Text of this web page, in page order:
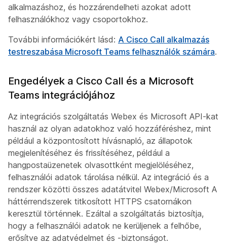
alkalmazáshoz, és hozzárendelheti azokat adott
felhasználókhoz vagy csoportokhoz.
További információkért lásd: A Cisco Call alkalmazás
testreszabása Microsoft Teams felhasználók számára.
Engedélyek a Cisco Call és a Microsoft
Teams integrációjához
Az integrációs szolgáltatás Webex és Microsoft API-kat
használ az olyan adatokhoz való hozzáféréshez, mint
például a központosított hívásnapló, az állapotok
megjelenítéséhez és frissítéséhez, például a
hangpostaüzenetek olvasottként megjelöléséhez,
felhasználói adatok tárolása nélkül. Az integráció és a
rendszer közötti összes adatátvitel Webex/Microsoft A
háttérrendszerek titkosított HTTPS csatornákon
keresztül történnek. Ezáltal a szolgáltatás biztosítja,
hogy a felhasználói adatok ne kerüljenek a felhőbe,
erősítve az adatvédelmet és -biztonságot.